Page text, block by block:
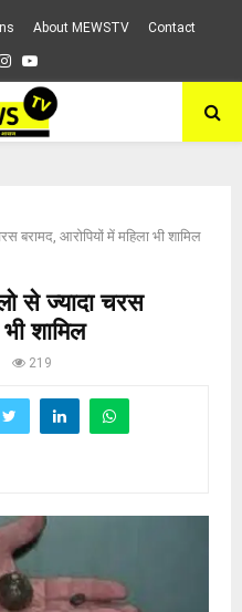
About MEWSTV Contact
Instagram
Youtube
बरामद, आरोपियों में महिला भी शामिल
से ज्यादा चरस
शामिल
219